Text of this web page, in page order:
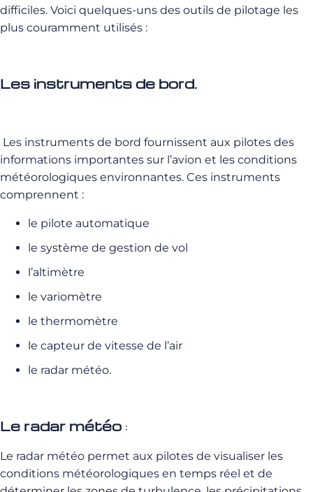
difficiles. Voici quelques-uns des outils de pilotage les
plus couramment utilisés :
Les instruments de bord.
Les instruments de bord fournissent aux pilotes des
informations importantes sur l’avion et les conditions
météorologiques environnantes. Ces instruments
comprennent :
le pilote automatique
le système de gestion de vol
l’altimètre
le variomètre
le thermomètre
le capteur de vitesse de l’air
le radar météo.
Le radar météo :
Le radar météo permet aux pilotes de visualiser les
conditions météorologiques en temps réel et de